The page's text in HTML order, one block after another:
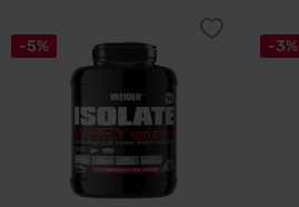
-5% -3%